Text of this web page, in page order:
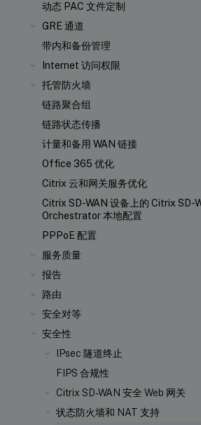
动态 PAC 文件定制
GRE 通道
带内和备份管理
Internet 访问权限
托管防火墙
链路聚合组
链路状态传播
计量和备用 WAN 链接
Office 365 优化
Citrix 云和网关服务优化
Citrix SD-WAN 设备上的 Citrix SD-
Orchestrator 本地配置
PPPoE 配置
服务质量
报告
路由
安全对等
安全性
IPsec 隧道终止
FIPS 合规性
Citrix SD-WAN 安全 Web 网关
状态防火墙和 NAT 支持